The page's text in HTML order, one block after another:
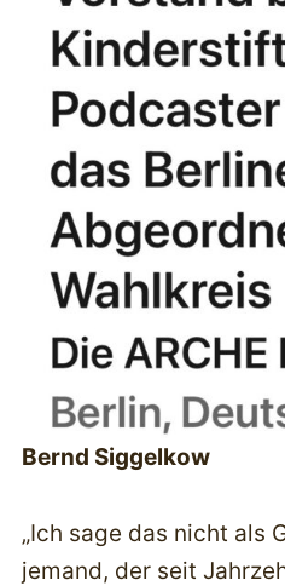
Bernd Siggelkow
„Ich sage das nicht als
jemand, der seit